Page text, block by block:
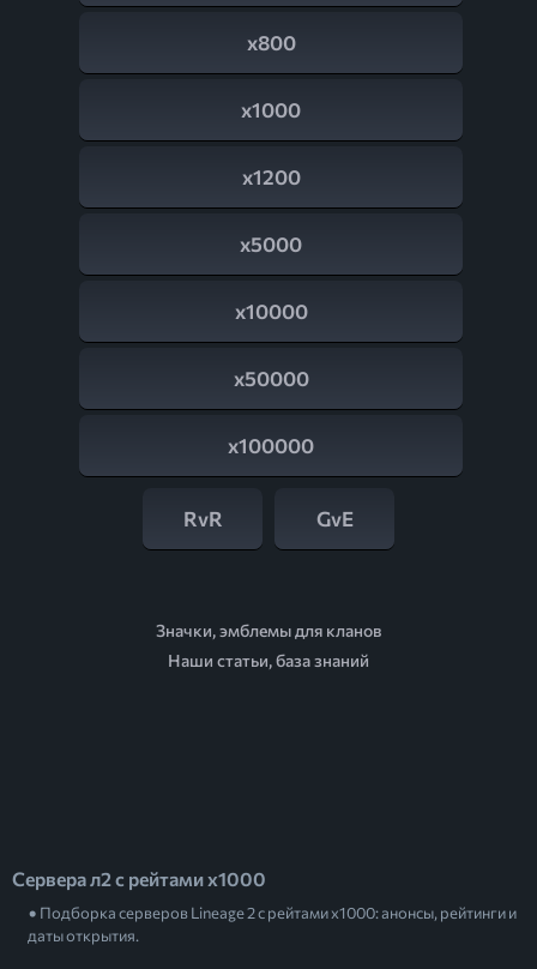
x800
x1000
x1200
x5000
x10000
x50000
x100000
RvR GvE
Значки, эмблемы для кланов
Наши статьи, база знаний
Сервера л2 с рейтами x1000
Подборка серверов Lineage 2 с рейтами x1000: анонсы, рейтинги и
даты открытия.